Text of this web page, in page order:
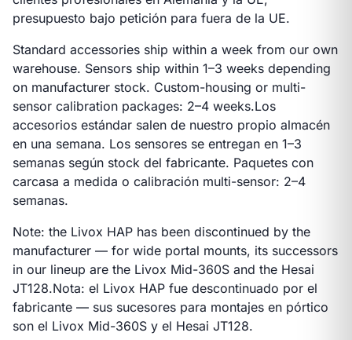
presupuesto bajo petición para fuera de la UE.
Standard accessories ship within a week from our own
warehouse. Sensors ship within 1–3 weeks depending
on manufacturer stock. Custom-housing or multi-
sensor calibration packages: 2–4 weeks.Los
accesorios estándar salen de nuestro propio almacén
en una semana. Los sensores se entregan en 1–3
semanas según stock del fabricante. Paquetes con
carcasa a medida o calibración multi-sensor: 2–4
semanas.
Note: the Livox HAP has been discontinued by the
manufacturer — for wide portal mounts, its successors
in our lineup are the Livox Mid-360S and the Hesai
JT128.Nota: el Livox HAP fue descontinuado por el
fabricante — sus sucesores para montajes en pórtico
son el Livox Mid-360S y el Hesai JT128.